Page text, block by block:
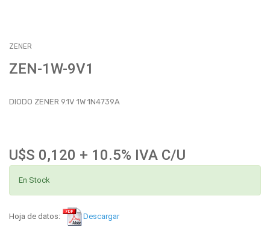
ZENER
ZEN-1W-9V1
DIODO ZENER 9.1V 1W 1N4739A
U$S 0,120 + 10.5% IVA C/U
En Stock
Hoja de datos: Descargar